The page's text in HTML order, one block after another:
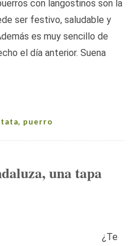
con langostinos son la
ser festivo, saludable y
es muy sencillo de
el día anterior. Suena
, puerro
una tapa
¿Te